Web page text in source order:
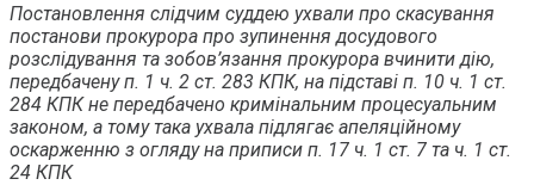
Постановлення слідчим суддею ухвали про скасування
постанови прокурора про зупинення досудового
розслідування та зобов’язання прокурора вчинити дію,
передбачену п. 1 ч. 2 ст. 283 КПК, на підставі п. 10 ч. 1 ст.
284 КПК не передбачено кримінальним процесуальним
законом, а тому така ухвала підлягає апеляційному
оскарженню з огляду на приписи п. 17 ч. 1 ст. 7 та ч. 1 ст.
24 КПК